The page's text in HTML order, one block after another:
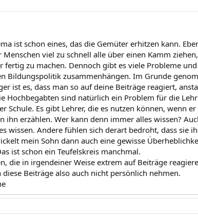
ist schon eines, das die Gemüter erhitzen kann.
viel zu schnell alle über einen Kamm
fertig zu machen. Dennoch gibt es viele Probleme
Bildungspolitik zusammenhängen. Im Grunde
ist es, dass man so auf deine Beiträge reagiert,
Hochbegabten sind natürlich ein Problem für die
Schule. Es gibt Lehrer, die es nutzen können, wenn
ihn erzählen. Wer kann denn immer alles wissen?
wissen. Andere fühlen sich derart bedroht, dass sie
mein Sohn dann auch eine gewisse
ist schon ein Teufelskreis manchmal.
die in irgendeiner Weise extrem auf Beiträge
diese Beiträge also auch nicht persönlich nehmen.